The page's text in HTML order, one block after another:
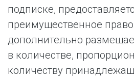
подписке,
преимущественное
дополнительно
в количестве,
количеству